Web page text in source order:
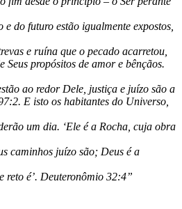
do futuro estão igualmente expostos,
e ruína que o pecado acarretou,
Seus propósitos de amor e bênçãos.
ao redor Dele, justiça e juízo são a
E isto os habitantes do Universo,
um dia. ‘Ele é a Rocha, cuja obra
caminhos juízo são; Deus é a
reto é’. Deuteronômio 32:4”